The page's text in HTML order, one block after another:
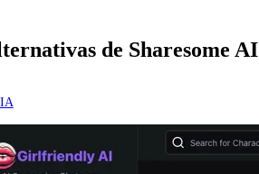
de Sharesome AI
IA